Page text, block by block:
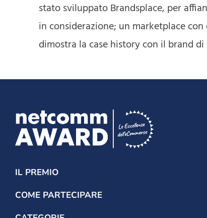
stato sviluppato Brandsplace, per
in considerazione; un marketplace
dimostra la case history con il brand
IL PREMIO
COME PARTECIPARE